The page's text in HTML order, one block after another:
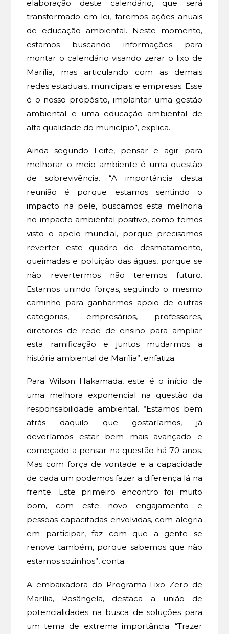
elaboração deste calendário, que será
transformado em lei, faremos ações anuais
de educação ambiental. Neste momento,
estamos buscando informações para
montar o calendário visando zerar o lixo de
Marília, mas articulando com as demais
redes estaduais, municipais e empresas. Esse
é o nosso propósito, implantar uma gestão
ambiental e uma educação ambiental de
alta qualidade do município”, explica.
Ainda segundo Leite, pensar e agir para
melhorar o meio ambiente é uma questão
de sobrevivência. “A importância desta
reunião é porque estamos sentindo o
impacto na pele, buscamos esta melhoria
no impacto ambiental positivo, como temos
visto o apelo mundial, porque precisamos
reverter este quadro de desmatamento,
queimadas e poluição das águas, porque se
não revertermos não teremos futuro.
Estamos unindo forças, seguindo o mesmo
caminho para ganharmos apoio de outras
categorias, empresários, professores,
diretores de rede de ensino para ampliar
esta ramificação e juntos mudarmos a
história ambiental de Marília”, enfatiza.
Para Wilson Hakamada, este é o início de
uma melhora exponencial na questão da
responsabilidade ambiental. “Estamos bem
atrás daquilo que gostaríamos, já
deveríamos estar bem mais avançado e
começado a pensar na questão há 70 anos.
Mas com força de vontade e a capacidade
de cada um podemos fazer a diferença lá na
frente. Este primeiro encontro foi muito
bom, com este novo engajamento e
pessoas capacitadas envolvidas, com alegria
em participar, faz com que a gente se
renove também, porque sabemos que não
estamos sozinhos”, conta.
A embaixadora do Programa Lixo Zero de
Marília, Rosângela, destaca a união de
potencialidades na busca de soluções para
um tema de extrema importância. “Trazer